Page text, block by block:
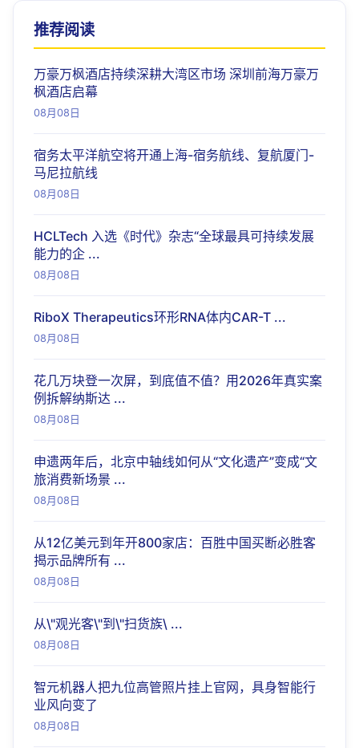
推荐阅读
万豪万枫酒店持续深耕大湾区市场 深圳前海万豪万
枫酒店启幕
08月08日
宿务太平洋航空将开通上海-宿务航线、复航厦门-
马尼拉航线
08月08日
HCLTech 入选《时代》杂志“全球最具可持续发展
能力的企 ...
08月08日
RiboX Therapeutics环形RNA体内CAR-T ...
08月08日
花几万块登一次屏，到底值不值？用2026年真实案
例拆解纳斯达 ...
08月08日
申遗两年后，北京中轴线如何从“文化遗产”变成“文
旅消费新场景 ...
08月08日
从12亿美元到年开800家店：百胜中国买断必胜客
揭示品牌所有 ...
08月08日
从\"观光客\"到\"扫货族\ ...
08月08日
智元机器人把九位高管照片挂上官网，具身智能行
业风向变了
08月08日